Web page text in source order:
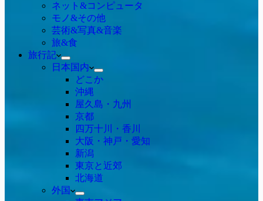
ネット&コンピュータ
モノ&その他
芸術&写真&音楽
旅&食
旅行記
日本国内
どこか
沖縄
屋久島・九州
京都
四万十川・香川
大阪・神戸・愛知
新潟
東京と近郊
北海道
外国